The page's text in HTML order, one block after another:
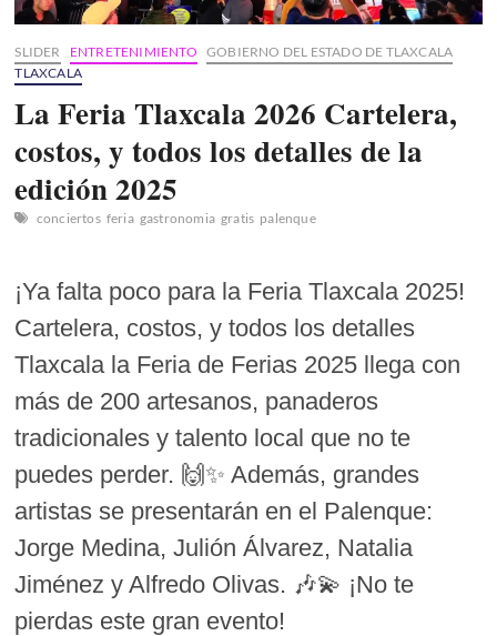
SLIDER ENTRETENIMIENTO
GOBIERNO DEL ESTADO DE TLAXCALA
TLAXCALA
La Feria Tlaxcala 2026 Cartelera,
costos, y todos los detalles de la
edición 2025
conciertos feria gastronomia gratis palenque
¡Ya falta poco para la Feria Tlaxcala 2025!
Cartelera, costos, y todos los detalles
Tlaxcala la Feria de Ferias 2025 llega con
más de 200 artesanos, panaderos
tradicionales y talento local que no te
puedes perder. 🙌✨ Además, grandes
artistas se presentarán en el Palenque:
Jorge Medina, Julión Álvarez, Natalia
Jiménez y Alfredo Olivas. 🎶💫 ¡No te
pierdas este gran evento!